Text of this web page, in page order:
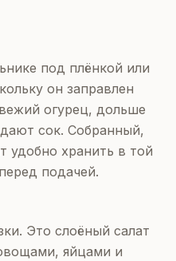
под плёнкой или
он заправлен
огурец, дольше
сок. Собранный,
удобно хранить в той
подачей.
Это слоёный салат
яйцами и